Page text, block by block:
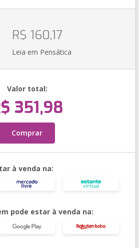
R$ 160,17
Leia em Pensática
Valor total:
351,98
Comprar
à venda na:
pode estar à venda na: